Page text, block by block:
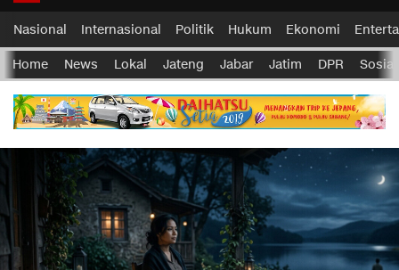
Nasional Internasional Politik Hukum Ekonomi
Home News Lokal Jateng Jabar Jatim DPR Sosial